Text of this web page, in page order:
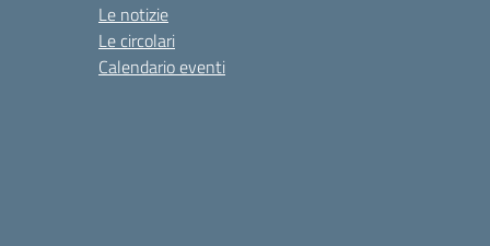
Le notizie
Le circolari
Calendario eventi